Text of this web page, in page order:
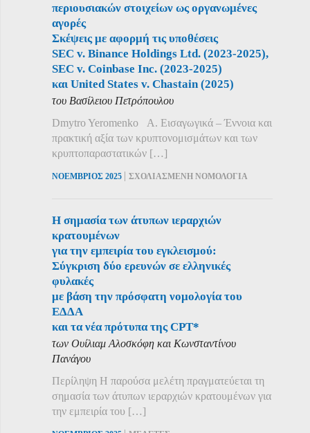
περιουσιακών στοιχείων ως οργανωμένες
αγορές
Σκέψεις με αφορμή τις υποθέσεις
SEC v. Binance Holdings Ltd. (2023-2025),
SEC v. Coinbase Inc. (2023-2025)
και United States v. Chastain (2025)
του Βασίλειου Πετρόπουλου
Dmytro Yeromenko Α. Εισαγωγικά – Έννοια και
πρακτική αξία των κρυπτονομισμάτων και των
κρυπτοπαραστατικών […]
ΝΟΕΜΒΡΙΟΣ 2025 | ΣΧΟΛΙΑΣΜΕΝΗ ΝΟΜΟΛΟΓΙΑ
Η σημασία των άτυπων ιεραρχιών
κρατουμένων
για την εμπειρία του εγκλεισμού:
Σύγκριση δύο ερευνών σε ελληνικές
φυλακές
με βάση την πρόσφατη νομολογία του
ΕΔΔΑ
και τα νέα πρότυπα της CPT*
των Ουίλιαμ Αλοσκόφη και Κωνσταντίνου
Πανάγου
Περίληψη Η παρούσα μελέτη πραγματεύεται τη
σημασία των άτυπων ιεραρχιών κρατουμένων για
την εμπειρία του […]